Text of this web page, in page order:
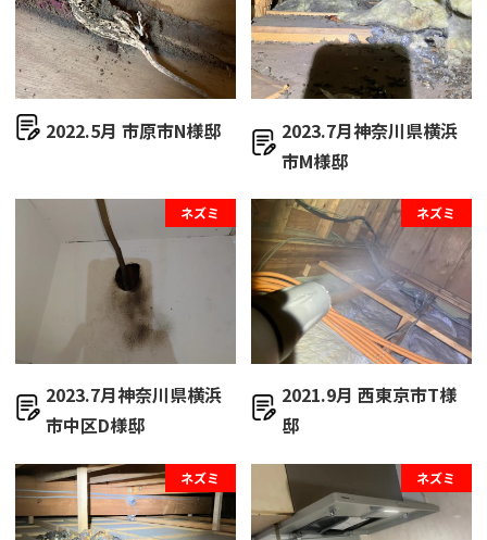
2022.5月 市原市N様邸
2023.7月神奈川県横浜
市M様邸
ネズミ
2023.7月神奈川県横浜
市中区D様邸
ネズミ
2021.9月 西東京市T様
邸
ネズミ ネズミ